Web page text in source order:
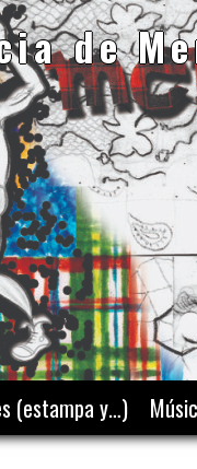
de
(estampa y…)